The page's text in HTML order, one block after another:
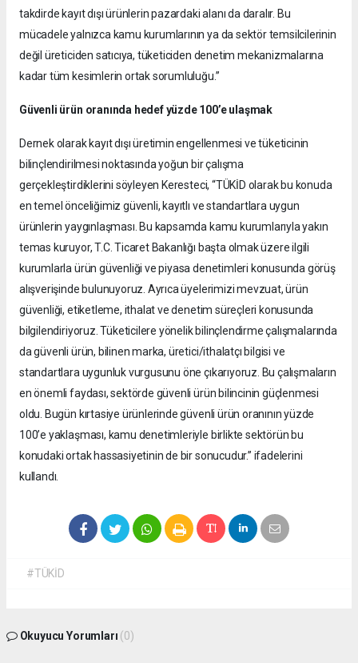
takdirde kayıt dışı ürünlerin pazardaki alanı da daralır. Bu
mücadele yalnızca kamu kurumlarının ya da sektör temsilcilerinin
değil üreticiden satıcıya, tüketiciden denetim mekanizmalarına
kadar tüm kesimlerin ortak sorumluluğu.”
Güvenli ürün oranında hedef yüzde 100’e ulaşmak
Dernek olarak kayıt dışı üretimin engellenmesi ve tüketicinin
bilinçlendirilmesi noktasında yoğun bir çalışma
gerçekleştirdiklerini söyleyen Keresteci, “TÜKİD olarak bu konuda
en temel önceliğimiz güvenli, kayıtlı ve standartlara uygun
ürünlerin yaygınlaşması. Bu kapsamda kamu kurumlarıyla yakın
temas kuruyor, T.C. Ticaret Bakanlığı başta olmak üzere ilgili
kurumlarla ürün güvenliği ve piyasa denetimleri konusunda görüş
alışverişinde bulunuyoruz. Ayrıca üyelerimizi mevzuat, ürün
güvenliği, etiketleme, ithalat ve denetim süreçleri konusunda
bilgilendiriyoruz. Tüketicilere yönelik bilinçlendirme çalışmalarında
da güvenli ürün, bilinen marka, üretici/ithalatçı bilgisi ve
standartlara uygunluk vurgusunu öne çıkarıyoruz. Bu çalışmaların
en önemli faydası, sektörde güvenli ürün bilincinin güçlenmesi
oldu. Bugün kırtasiye ürünlerinde güvenli ürün oranının yüzde
100’e yaklaşması, kamu denetimleriyle birlikte sektörün bu
konudaki ortak hassasiyetinin de bir sonucudur.” ifadelerini
kullandı.
#TÜKİD
Okuyucu Yorumları (0)